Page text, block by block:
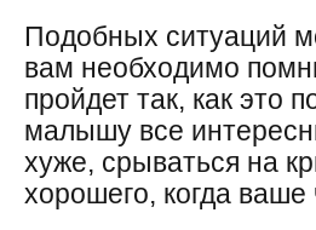
Подобных ситуаций
вам необходимо
пройдет так, как это
малышу все
хуже, срываться на
хорошего, когда ваше